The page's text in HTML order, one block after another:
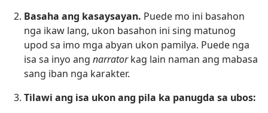
Basaha ang kasaysayan. Puede mo ini basahon
nga ikaw lang, ukon basahon ini sing matunog
upod sa imo mga abyan ukon pamilya. Puede nga
isa sa inyo ang narratorkag lain naman ang mabasa
sang iban nga karakter.
Tilawi ang isa ukon ang pila ka panugda sa ubos: